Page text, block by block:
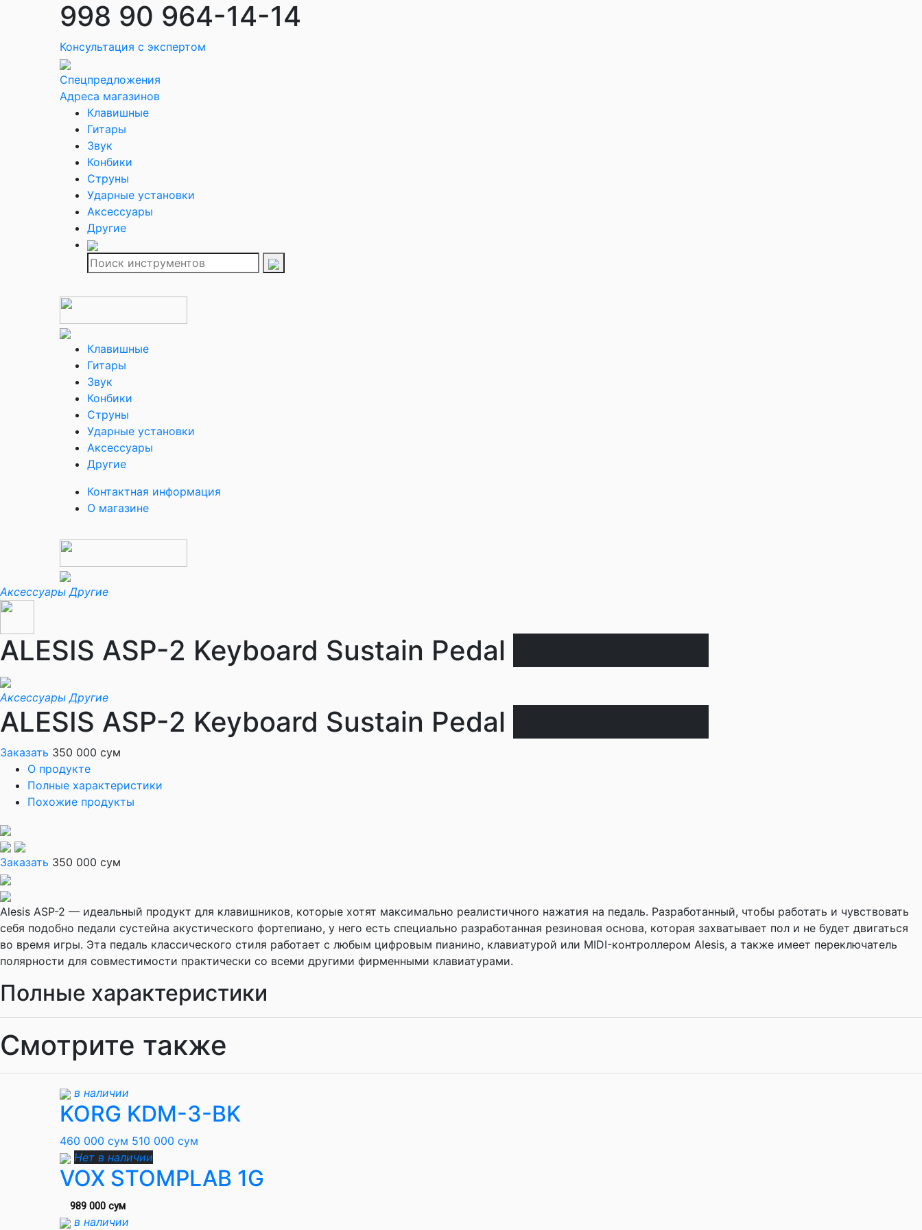
998 90 964-14-14
Консультация с экспертом
Спецпредложения
Адреса магазинов
Клавишные
Гитары
Звук
Конбики
Струны
Ударные установки
Аксессуары
Другие
Клавишные
Гитары
Звук
Конбики
Струны
Ударные установки
Аксессуары
Другие
Контактная информация
О магазине
Аксессуары Другие
ALESIS ASP-2 Keyboard Sustain Pedal
Аксессуары Другие
ALESIS ASP-2 Keyboard Sustain Pedal
Заказать 350 000 сум
О продукте
Полные характеристики
Похожие продукты
Заказать 350 000 сум
Alesis ASP-2 — идеальный продукт для клавишников, которые хотят максимально реалистичного нажатия на педаль. Разработанный, чтобы работать и чувствовать
себя подобно педали сустейна акустического фортепиано, у него есть специально разработанная резиновая основа, которая захватывает пол и не будет двигаться
во время игры. Эта педаль классического стиля работает с любым цифровым пианино, клавиатурой или MIDI-контроллером Alesis, а также имеет переключатель
полярности для совместимости практически со всеми другими фирменными клавиатурами.
Полные характеристики
Смотрите также
в наличии
KORG KDM-3-BK
460 000 сум 510 000 сум
Нет в наличии
VOX STOMPLAB 1G
989 000 сум
в наличии